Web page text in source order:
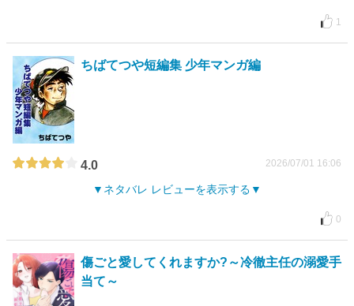
1
ちばてつや短編集 少年マンガ編
4.0 2026/07/01 16:06
ネタバレ レビューを表示する
0
傷ごと愛してくれますか?～冷徹主任の溺愛手
当て～